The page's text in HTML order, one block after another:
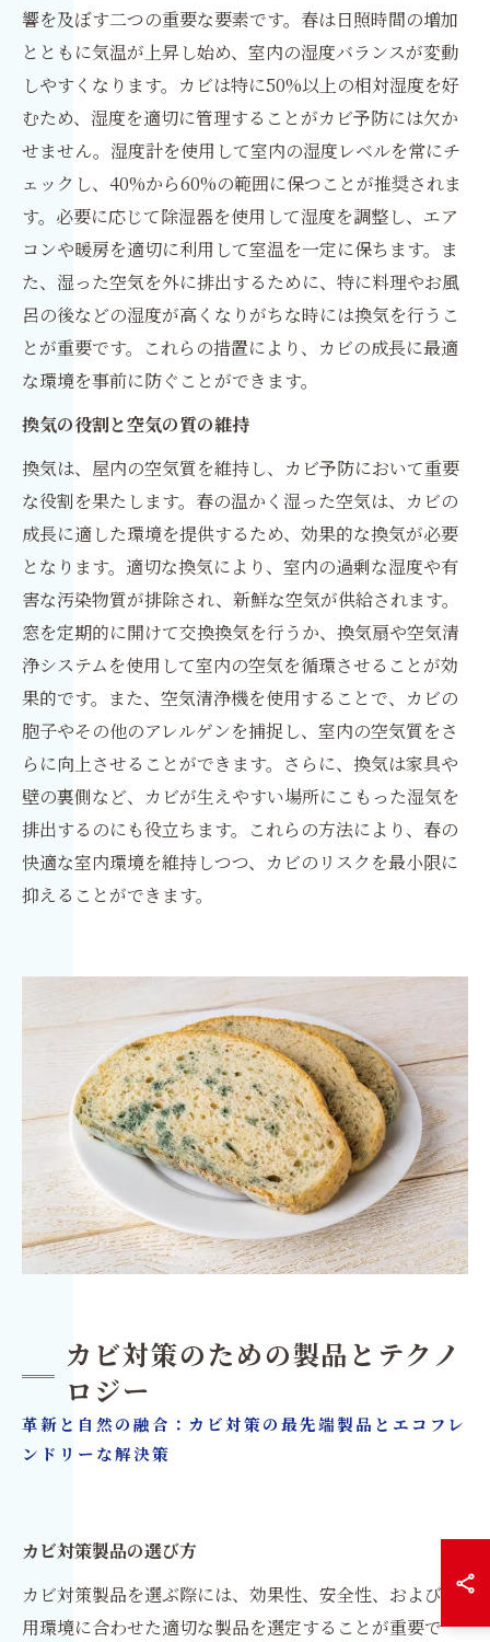
響を及ぼす二つの重要な要素です。春は日照時間の増加
とともに気温が上昇し始め、室内の湿度バランスが変動
しやすくなります。カビは特に50%以上の相対湿度を好
むため、湿度を適切に管理することがカビ予防には欠か
せません。湿度計を使用して室内の湿度レベルを常にチ
ェックし、40%から60%の範囲に保つことが推奨されま
す。必要に応じて除湿器を使用して湿度を調整し、エア
コンや暖房を適切に利用して室温を一定に保ちます。ま
た、湿った空気を外に排出するために、特に料理やお風
呂の後などの湿度が高くなりがちな時には換気を行うこ
とが重要です。これらの措置により、カビの成長に最適
な環境を事前に防ぐことができます。
換気の役割と空気の質の維持
換気は、屋内の空気質を維持し、カビ予防において重要
な役割を果たします。春の温かく湿った空気は、カビの
成長に適した環境を提供するため、効果的な換気が必要
となります。適切な換気により、室内の過剰な湿度や有
害な汚染物質が排除され、新鮮な空気が供給されます。
窓を定期的に開けて交換換気を行うか、換気扇や空気清
浄システムを使用して室内の空気を循環させることが効
果的です。また、空気清浄機を使用することで、カビの
胞子やその他のアレルゲンを捕捉し、室内の空気質をさ
らに向上させることができます。さらに、換気は家具や
壁の裏側など、カビが生えやすい場所にこもった湿気を
排出するのにも役立ちます。これらの方法により、春の
快適な室内環境を維持しつつ、カビのリスクを最小限に
抑えることができます。
カビ対策のための製品とテクノ
ロジー
革新と自然の融合：カビ対策の最先端製品とエコフレ
ンドリーな解決策
カビ対策製品の選び方
カビ対策製品を選ぶ際には、効果性、安全性、および使
用環境に合わせた適切な製品を選定することが重要で